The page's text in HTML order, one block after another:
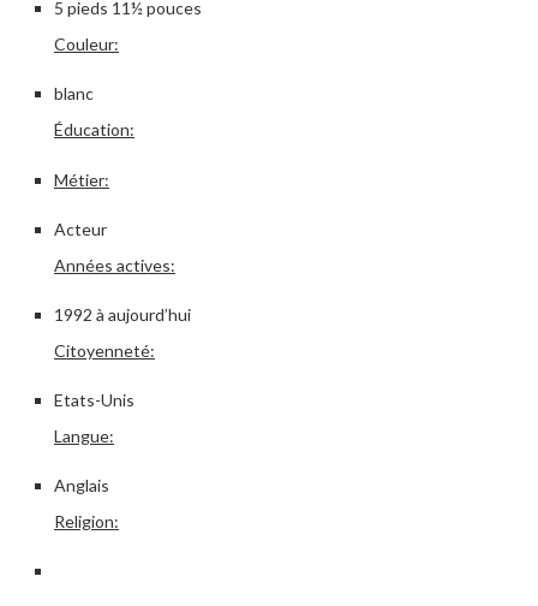
5 pieds 11½ pouces
Couleur:
blanc
Éducation:
Métier:
Acteur
Années actives:
1992 à aujourd’hui
Citoyenneté:
Etats-Unis
Langue:
Anglais
Religion: